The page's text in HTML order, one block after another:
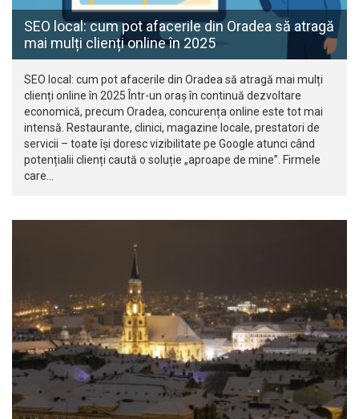
SEO local: cum pot afacerile din Oradea să atragă
mai mulți clienți online în 2025
SEO local: cum pot afacerile din Oradea să atragă mai mulți
clienți online în 2025 Într-un oraș în continuă dezvoltare
economică, precum Oradea, concurența online este tot mai
intensă. Restaurante, clinici, magazine locale, prestatori de
servicii – toate își doresc vizibilitate pe Google atunci când
potențialii clienți caută o soluție „aproape de mine”. Firmele
care…